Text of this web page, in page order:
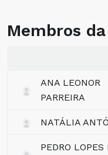
Membros
ANA LEONOR
PARREIRA
NATÁLIA
PEDRO LOPES